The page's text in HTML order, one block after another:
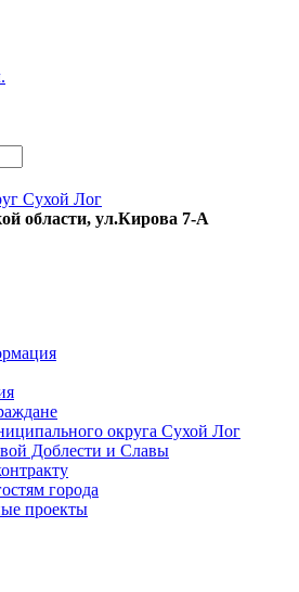
Сухой Лог
области, ул.Кирова 7-А
округа Сухой Лог
Доблести и Славы
города
проекты